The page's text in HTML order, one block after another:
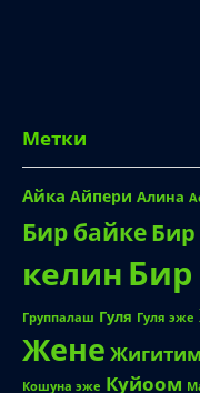
Метки
Айка Айпери Алина
Бир байкеБир
келин
Группалаш Гуля Гуля эже